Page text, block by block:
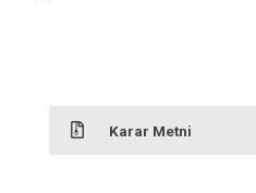
Karar Metni